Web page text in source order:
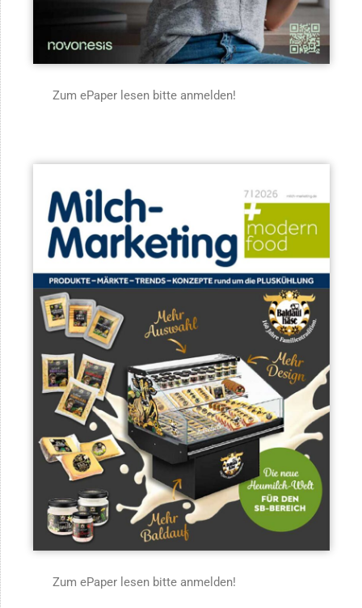
Zum ePaper lesen bitte anmelden!
Zum ePaper lesen bitte anmelden!